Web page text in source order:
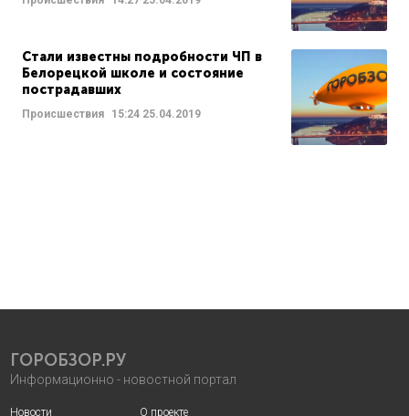
Стали известны подробности ЧП в
Белорецкой школе и состояние
пострадавших
Происшествия 15:24 25.04.2019
ГОРОБЗОР.РУ
Информационно - новостной портал
Новости О проекте